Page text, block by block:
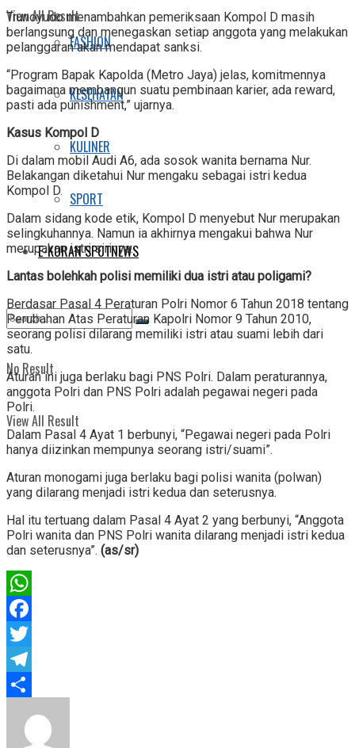
View All Result
FASHION
KESEHATAN
KULINER
SPORT
E-KORAN SPOTNEWS
No Result
View All Result
Trunoyudo menambahkan pemeriksaan Kompol D masih
berlangsung dan menegaskan setiap anggota yang melakukan
pelanggaran akan mendapat sanksi.
“Program Bapak Kapolda (Metro Jaya) jelas, komitmennya
bagaimana membangun suatu pembinaan karier, ada reward,
pasti ada punishment,” ujarnya.
Kasus Kompol D
Di dalam mobil Audi A6, ada sosok wanita bernama Nur.
Belakangan diketahui Nur mengaku sebagai istri kedua
Kompol D.
Dalam sidang kode etik, Kompol D menyebut Nur merupakan
selingkuhannya. Namun ia akhirnya mengakui bahwa Nur
merupakan istri sirinya.
Lantas bolehkah polisi memiliki dua istri atau poligami?
Berdasar Pasal 4 Peraturan Polri Nomor 6 Tahun 2018 tentang
Perubahan Atas Peraturan Kapolri Nomor 9 Tahun 2010,
seorang polisi dilarang memiliki istri atau suami lebih dari
satu.
Aturan ini juga berlaku bagi PNS Polri. Dalam peraturannya,
anggota Polri dan PNS Polri adalah pegawai negeri pada
Polri.
Dalam Pasal 4 Ayat 1 berbunyi, “Pegawai negeri pada Polri
hanya diizinkan mempunya seorang istri/suami”.
Aturan monogami juga berlaku bagi polisi wanita (polwan)
yang dilarang menjadi istri kedua dan seterusnya.
Hal itu tertuang dalam Pasal 4 Ayat 2 yang berbunyi, “Anggota
Polri wanita dan PNS Polri wanita dilarang menjadi istri kedua
dan seterusnya”. (as/sr)
WhatsApp
Facebook
Twitter
Telegram
Share